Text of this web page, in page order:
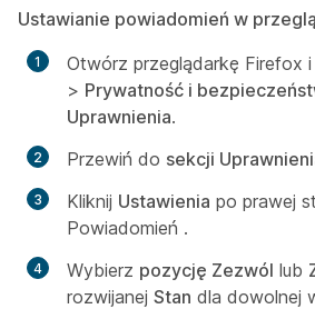
Ustawianie powiadomień w
Otwórz przeglądarkę Firefox i
> Prywatność i
Uprawnienia.
Przewiń do sekcji
Kliknij Ustawienia po prawej
Powiadomień .
Wybierz pozycję Zezwól lub
rozwijanej Stan dla dowolnej